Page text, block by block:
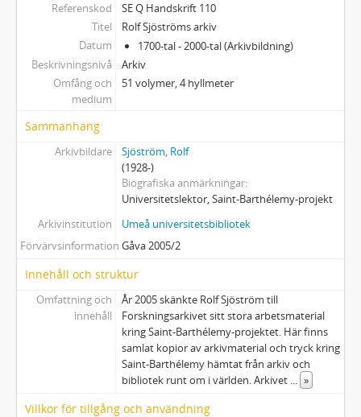
Referenskod
SE Q Handskrift 110
Titel
Rolf Sjöströms arkiv
Datum
1700-tal - 2000-tal (Arkivbildning)
Beskrivningsnivå
Arkiv
Omfång och
medium
51 volymer, 4 hyllmeter
Sammanhang
Arkivbildare
Sjöström, Rolf
(1928-)
Biografiska anmärkningar
Universitetslektor, Saint-Barthélemy-projekt
Arkivinstitution
Umeå universitetsbibliotek
Förvärvsinformation Gåva 2005/2
Innehåll och struktur
Omfattning och
innehåll
År 2005 skänkte Rolf Sjöström till
Forskningsarkivet sitt stora arbetsmaterial
kring Saint-Barthélemy-projektet. Här finns
samlat kopior av arkivmaterial och tryck kring
Saint-Barthélemy hämtat från arkiv och
bibliotek runt om i världen. Arkivet ... »
Villkor för tillgång och användning